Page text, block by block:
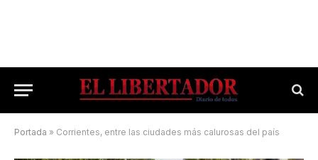
Portada » Corrientes, entre las ciudades más calurosas del país